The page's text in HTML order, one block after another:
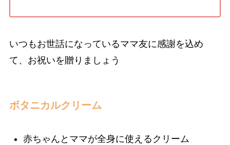
いつもお世話になっているママ友に感謝を込め
て、お祝いを贈りましょう
ボタニカルクリーム
赤ちゃんとママが全身に使えるクリーム